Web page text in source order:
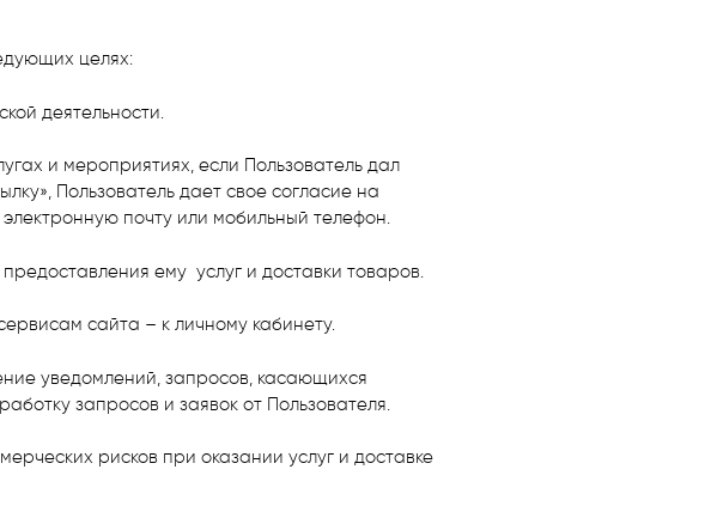
целях:
деятельности.
и мероприятиях, если Пользователь дал
Пользователь дает свое согласие на
почту или мобильный телефон.
ему услуг и доставки товаров.
сайта – к личному кабинету.
уведомлений, запросов, касающихся
запросов и заявок от Пользователя.
рисков при оказании услуг и доставке